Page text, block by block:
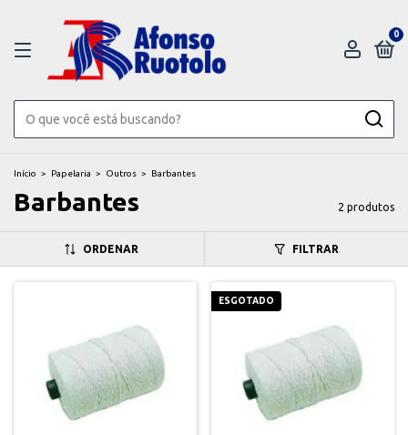
0
Início > Papelaria > Outros > Barbantes
Barbantes 2 produtos
ORDENAR FILTRAR
ESGOTADO